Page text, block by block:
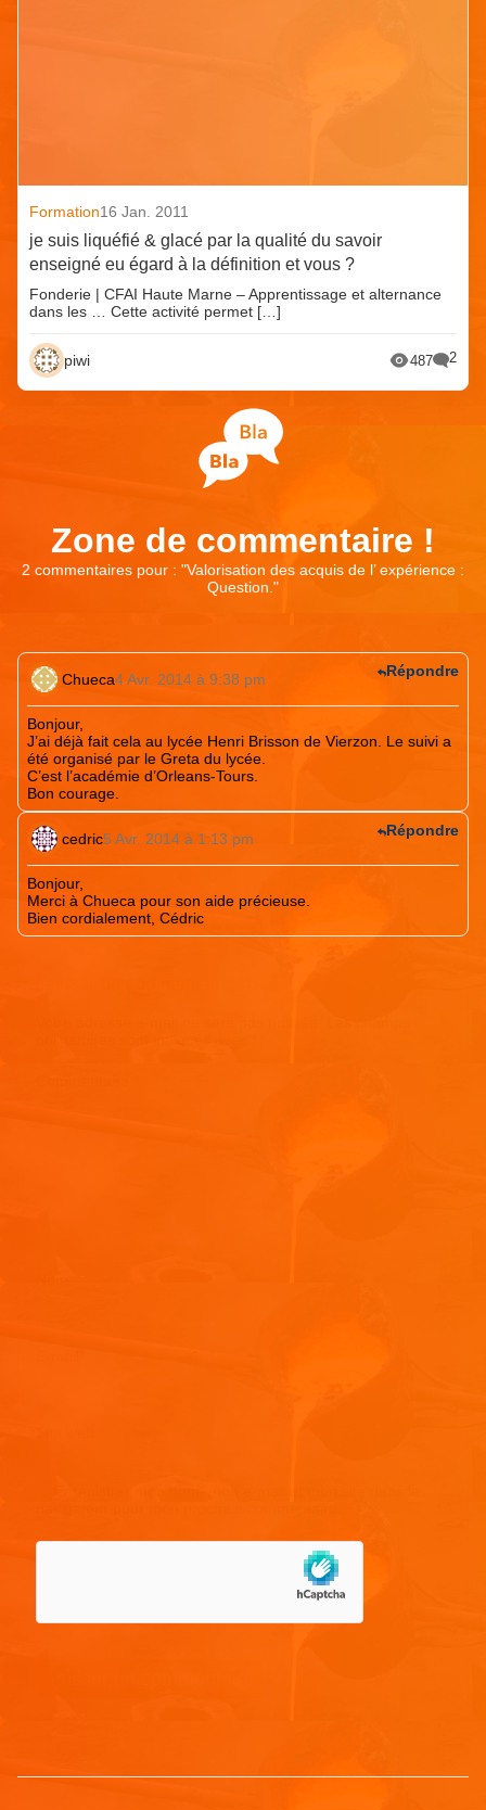
Formation16 Jan. 2011
je suis liquéfié & glacé par la qualité du savoir
enseigné eu égard à la définition et vous ?
Fonderie | CFAI Haute Marne – Apprentissage et alternance
dans les … Cette activité permet […]
piwi 487 2
Zone de commentaire !
2 commentaires pour : "Valorisation des acquis de l’ expérience :
Question."
Chueca4 Avr. 2014 à 9:38 pm
Bonjour,
J’ai déjà fait cela au lycée Henri Brisson de Vierzon. Le suivi a
été organisé par le Greta du lycée.
C’est l’académie d’Orleans-Tours.
Bon courage.
Répondre
cedric5 Avr. 2014 à 1:13 pm
Bonjour,
Merci à Chueca pour son aide précieuse.
Bien cordialement, Cédric
Répondre